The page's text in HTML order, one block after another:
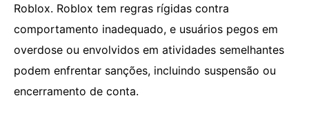
Roblox. Roblox tem regras rígidas contra
comportamento inadequado, e usuários pegos em
overdose ou envolvidos em atividades semelhantes
podem enfrentar sanções, incluindo suspensão ou
encerramento de conta.